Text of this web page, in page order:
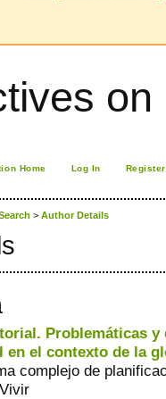
Home Log In
Register
> Author Details
Problemáticas
el contexto de la
complejo de